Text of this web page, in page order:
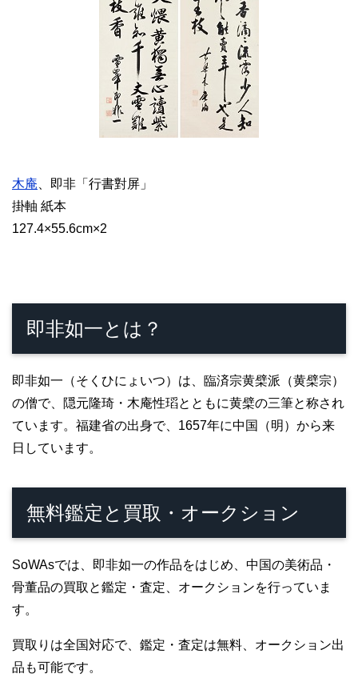
木庵 、即非「行書對屏」
掛軸 紙本
127.4×55.6cm×2
即非如一とは？
即非如一（そくひにょいつ）は、臨済宗黄檗派（黄檗宗）
の僧で、隠元隆琦・木庵性瑫とともに黄檗の三筆と称され
ています。福建省の出身で、1657年に中国（明）から来
日しています。
無料鑑定と買取・オークション
SoWAsでは、即非如一の作品をはじめ、中国の美術品・
骨董品の買取と鑑定・査定、オークションを行っていま
す。
買取りは全国対応で、鑑定・査定は無料、オークション出
品も可能です。